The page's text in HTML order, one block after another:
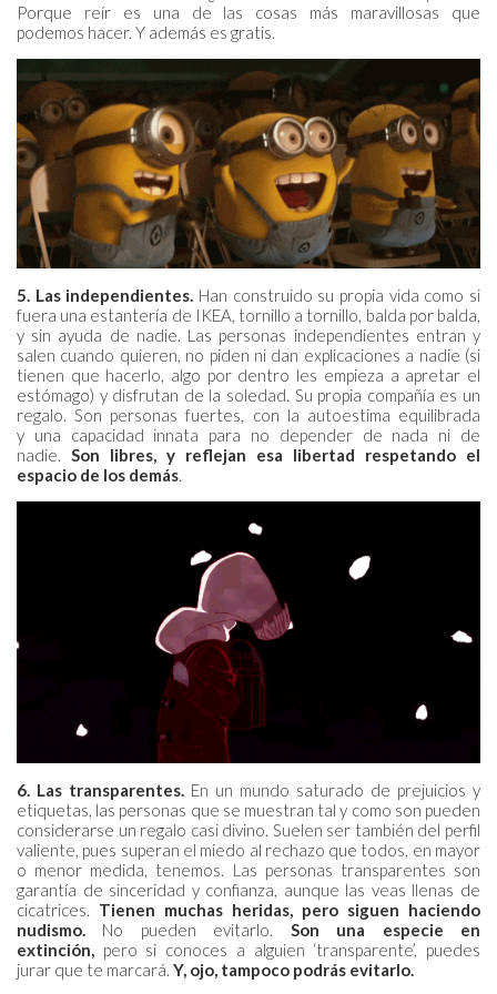
Porque reír es una de las cosas más maravillosas que
podemos hacer. Y además es gratis.
5. Las independientes. Han construido su propia vida como si
fuera una estantería de IKEA, tornillo a tornillo, balda por balda,
y sin ayuda de nadie. Las personas independientes entran y
salen cuando quieren, no piden ni dan explicaciones a nadie (si
tienen que hacerlo, algo por dentro les empieza a apretar el
estómago) y disfrutan de la soledad. Su propia compañía es un
regalo. Son personas fuertes, con la autoestima equilibrada
y una capacidad innata para no depender de nada ni de
nadie. Son libres, y reflejan esa libertad respetando el
espacio de los demás.
6. Las transparentes. En un mundo saturado de prejuicios y
etiquetas, las personas que se muestran tal y como son pueden
considerarse un regalo casi divino. Suelen ser también del perfil
valiente, pues superan el miedo al rechazo que todos, en mayor
o menor medida, tenemos. Las personas transparentes son
garantía de sinceridad y confianza, aunque las veas llenas de
cicatrices. Tienen muchas heridas, pero siguen haciendo
nudismo. No pueden evitarlo. Son una especie en
extinción, pero si conoces a alguien ‘transparente’, puedes
jurar que te marcará. Y, ojo, tampoco podrás evitarlo.